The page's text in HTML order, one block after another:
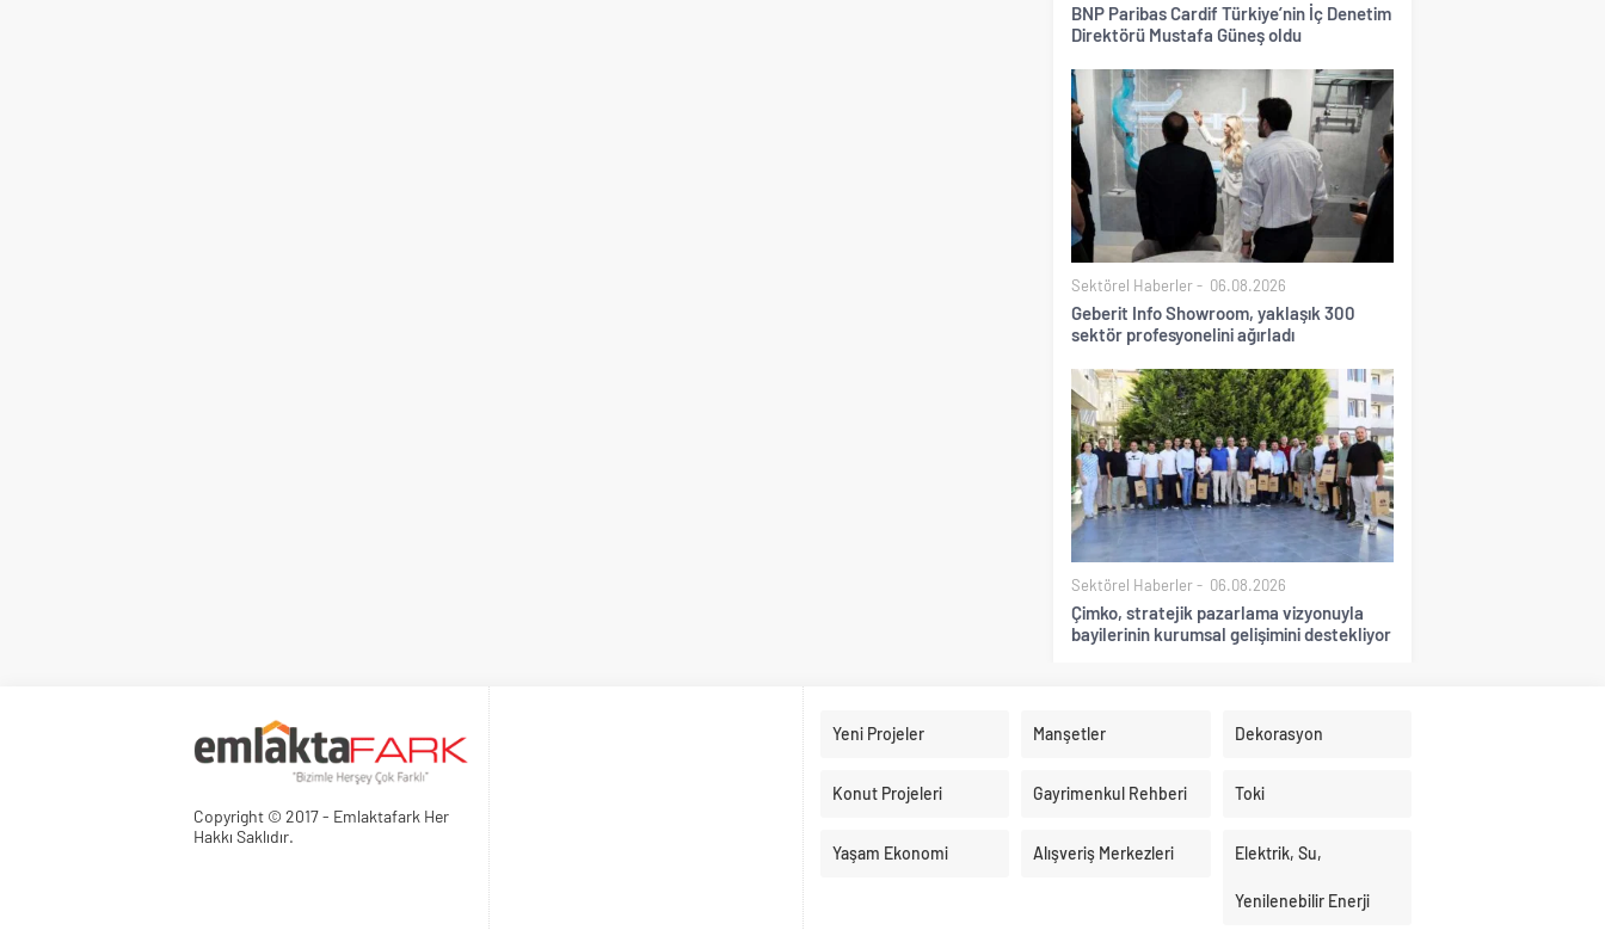
BNP Paribas Cardif Türkiye’nin İç Denetim
Direktörü Mustafa Güneş oldu
Sektörel Haberler 06.08.2026
Geberit Info Showroom, yaklaşık 300
sektör profesyonelini ağırladı
Sektörel Haberler 06.08.2026
Çimko, stratejik pazarlama vizyonuyla
bayilerinin kurumsal gelişimini destekliyor
Copyright © 2017 - Emlaktafark Her
Hakkı Saklıdır.
Yeni Projeler Manşetler Dekorasyon
Konut Projeleri Gayrimenkul Rehberi Toki
Yaşam Ekonomi Alışveriş Merkezleri Elektrik, Su,
Yenilenebilir Enerji